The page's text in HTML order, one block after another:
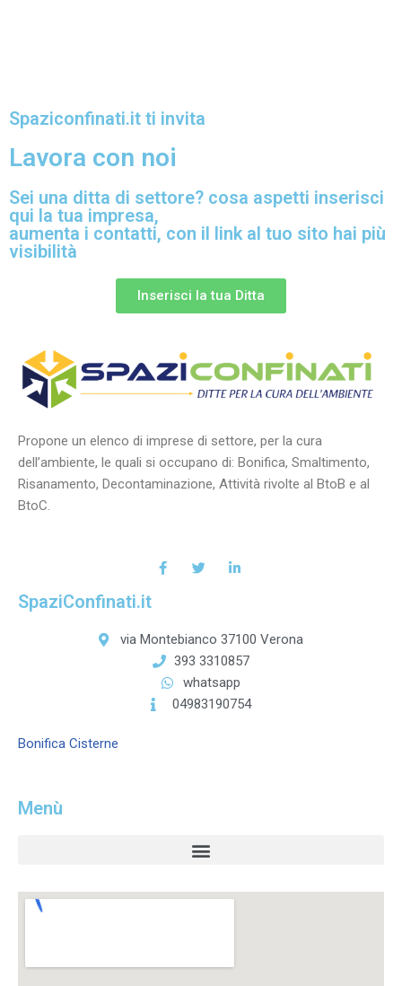
Spaziconfinati.it ti invita
Lavora con noi
Sei una ditta di settore? cosa aspetti inserisci
qui la tua impresa,
aumenta i contatti, con il link al tuo sito hai più
visibilità
Inserisci la tua Ditta
Propone un elenco di imprese di settore, per la cura
dell’ambiente, le quali si occupano di: Bonifica, Smaltimento,
Risanamento, Decontaminazione, Attività rivolte al BtoB e al
BtoC.
SpaziConfinati.it
via Montebianco 37100 Verona
393 3310857
whatsapp
04983190754
Bonifica Cisterne
Menù